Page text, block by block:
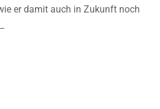
er damit auch in Zukunft noch